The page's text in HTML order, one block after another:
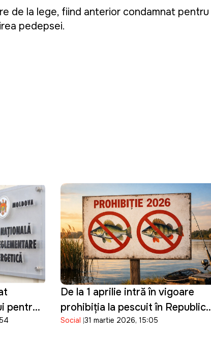
de la lege, fiind anterior condamnat pentru
pedepsei.
pentru
De la 1 aprilie intră în vigoare
prohibiția la pescuit în Republica
Moldova
Social 31 martie 2026, 15:05